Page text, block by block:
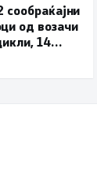
од возачи
14